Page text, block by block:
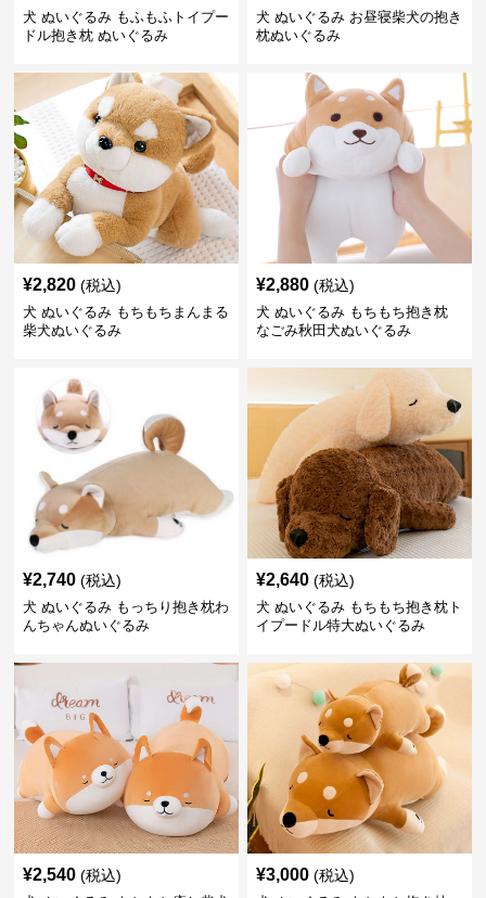
犬 ぬいぐるみ もふもふトイプー
ドル抱き枕 ぬいぐるみ
犬 ぬいぐるみ お昼寝柴犬の抱き
枕ぬいぐるみ
¥2,820 (税込)
犬 ぬいぐるみ もちもちまんまる
柴犬ぬいぐるみ
¥2,880 (税込)
犬 ぬいぐるみ もちもち抱き枕
なごみ秋田犬ぬいぐるみ
¥2,740 (税込)
犬 ぬいぐるみ もっちり抱き枕わ
んちゃんぬいぐるみ
¥2,640 (税込)
犬 ぬいぐるみ もちもち抱き枕ト
イプードル特大ぬいぐるみ
¥2,540 (税込) ¥3,000 (税込)